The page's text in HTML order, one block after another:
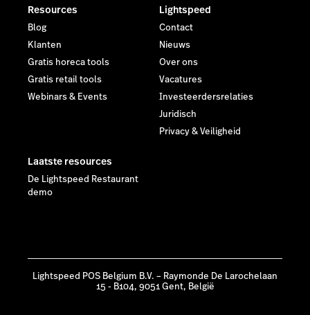
Resources
Blog
Klanten
Gratis horeca tools
Gratis retail tools
Webinars & Events
Lightspeed
Contact
Nieuws
Over ons
Vacatures
Investeerdersrelaties
Juridisch
Privacy & Veiligheid
Laatste resources
De Lightspeed Restaurant
demo
Lightspeed POS Belgium B.V. – Raymonde De Larochelaan
15 - B104, 9051 Gent, België